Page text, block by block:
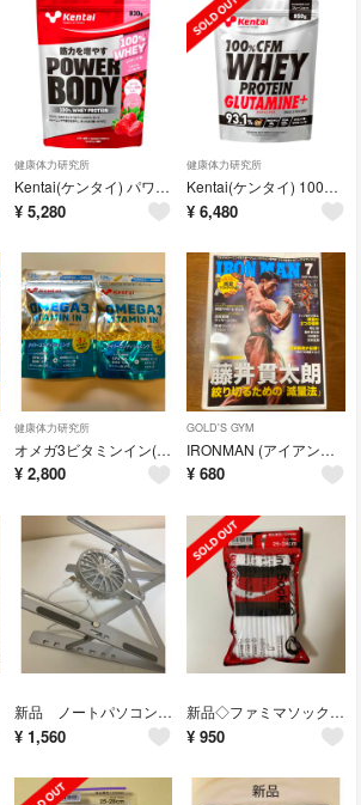
健康体力研究所
Kentai(ケンタイ) パワーボディ 100％ホエイプロテイン ストロベリー風
¥ 5,280
健康体力研究所
Kentai(ケンタイ) 100％CFM ホエイプロテイン グルタミン プレーン
¥ 6,480
健康体力研究所
オメガ3ビタミンイン(120粒入) 2袋セット
¥ 2,800
GOLD'S GYM
IRONMAN (アイアンマン) 2026年 07月号 [雑誌]
¥ 680
新品 ノートパソコンスタンド 折りたたみ式 冷却ファン付き シルバー
¥ 1,560
新品◇ファミマソックス◇コカ・コーラ ラインソックス ホワイト25〜28cm
¥ 950